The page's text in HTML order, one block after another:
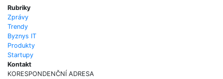
Rubriky
Zprávy
Trendy
Byznys IT
Produkty
Startupy
Kontakt
KORESPONDENČNÍ ADRESA